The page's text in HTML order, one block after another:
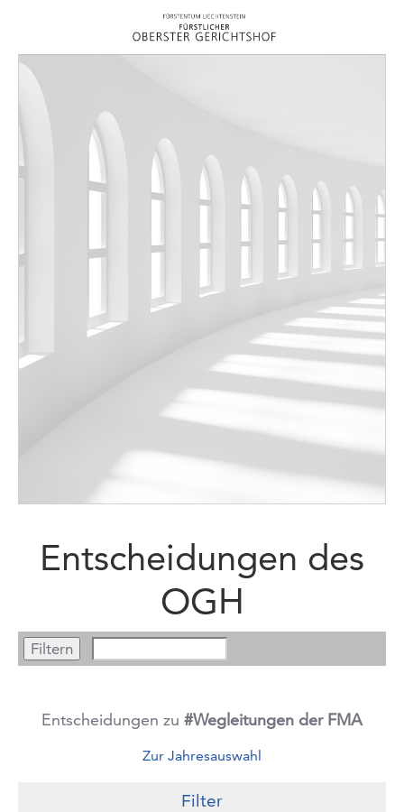
Entscheidungen des
OGH
Entscheidungen zu #Wegleitungen der FMA
Zur Jahresauswahl
Filter